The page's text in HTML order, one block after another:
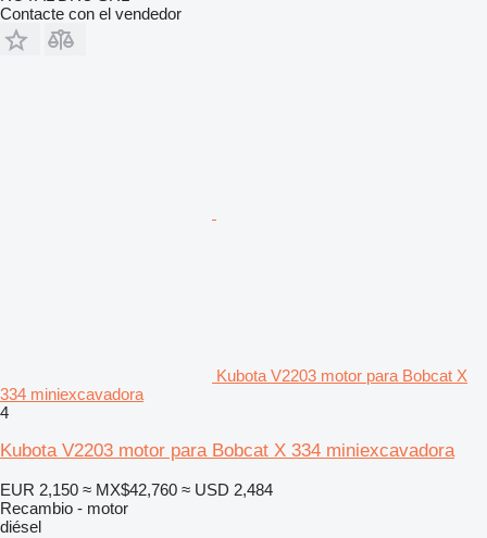
Contacte con el vendedor
Kubota V2203 motor para Bobcat X
334 miniexcavadora
4
Kubota V2203 motor para Bobcat X 334 miniexcavadora
EUR 2,150 ≈ MX$42,760 ≈ USD 2,484
Recambio - motor
diésel